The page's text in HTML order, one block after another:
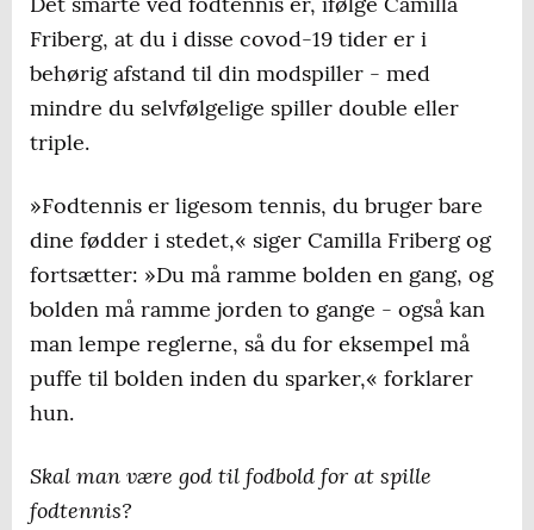
Friberg, at du i disse covod-19 tider er i
behørig afstand til din modspiller - med
mindre du selvfølgelige spiller double eller
triple.
»Fodtennis er ligesom tennis, du bruger bare
dine fødder i stedet,« siger Camilla Friberg og
fortsætter: »Du må ramme bolden en gang, og
bolden må ramme jorden to gange - også kan
man lempe reglerne, så du for eksempel må
puffe til bolden inden du sparker,« forklarer
hun.
Skal man være god til fodbold for at spille
fodtennis?